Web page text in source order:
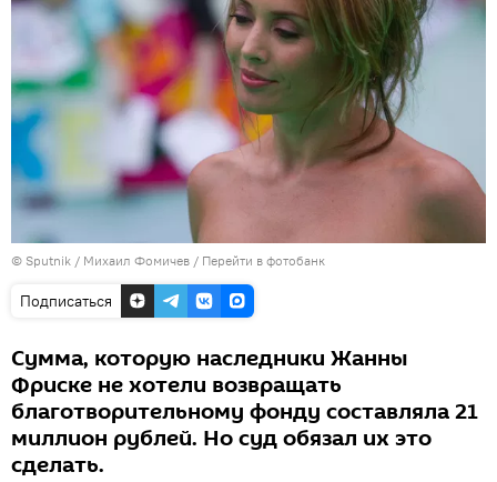
© Sputnik / Михаил Фомичев / Перейти в фотобанк
Подписаться
Сумма, которую наследники Жанны
Фриске не хотели возвращать
благотворительному фонду составляла 21
миллион рублей. Но суд обязал их это
сделать.